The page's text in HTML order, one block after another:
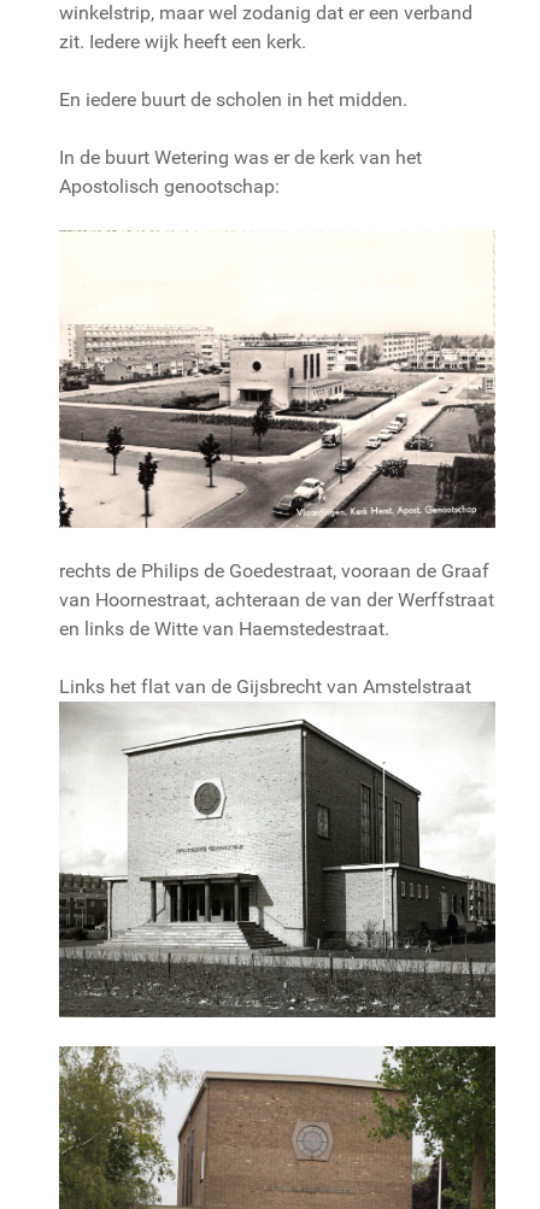
winkelstrip, maar wel zodanig dat er een verband
zit. Iedere wijk heeft een kerk.
En iedere buurt de scholen in het midden.
In de buurt Wetering was er de kerk van het
Apostolisch genootschap:
rechts de Philips de Goedestraat, vooraan de Graaf
van Hoornestraat, achteraan de van der Werffstraat
en links de Witte van Haemstedestraat.
Links het flat van de Gijsbrecht van Amstelstraat